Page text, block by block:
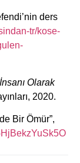
ders
tr/kose-
Olarak
2020.
Bir Ömür”,